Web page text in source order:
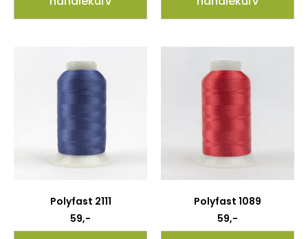
Polyfast 2111
59,-
Polyfast 1089
59,-